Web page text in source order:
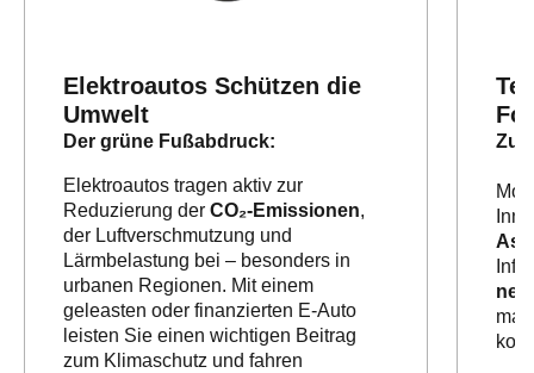
Elektroautos Schützen die
Umwelt
Der grüne Fußabdruck:
Elektroautos tragen aktiv zur
Reduzierung der CO₂-Emissionen,
der Luftverschmutzung und
Lärmbelastung bei – besonders in
urbanen Regionen. Mit einem
geleasten oder finanzierten E-Auto
leisten Sie einen wichtigen Beitrag
zum Klimaschutz und fahren